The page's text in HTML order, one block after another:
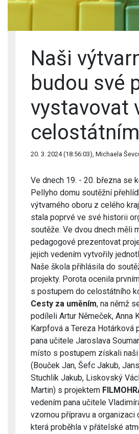
Naši
budou své
vystavovat
20. 3. 2024 (18:56:03), Michaela
Ve dnech 19. - 20. března se
Pellyho domu soutěžní
výtvarného oboru z celého
stala poprvé ve své historii
soutěže. Ve dvou dnech měli
pedagogové prezentovat
jejich vedením vytvořily
Naše škola přihlásila do
projekty. Porota ocenila p
s postupem do celostátního
Cesty za uměním, na němž
podíleli Artur Němeček, Anna
Karpfová a Tereza Hotárková
pana učitele Jaroslava
místo s postupem získali
(Bouček Jan, Šefc Jakub,
Stuchlík Jakub, Liskovský
Martin) s projektem
vedením pana učitele
vzornou přípravu a organizaci
která proběhla v přátelské